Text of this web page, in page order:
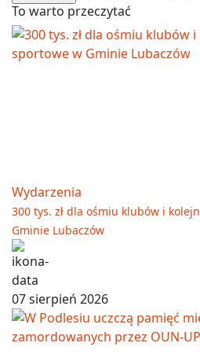
To warto przeczytać
Wydarzenia
300 tys. zł dla ośmiu klubów i
Gminie Lubaczów
07 sierpień 2026